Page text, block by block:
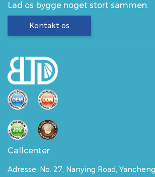
Lad os bygge noget stort sammen.
Kontakt os
Callcenter
Adresse: No. 27, Nanying Road,